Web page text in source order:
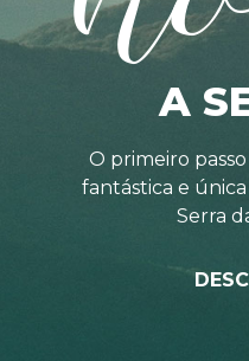
A
O primeiro
fantástica e única
Serra